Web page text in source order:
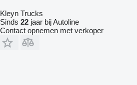
Kleyn Trucks
Sinds 22 jaar bij Autoline
Contact opnemen met verkoper